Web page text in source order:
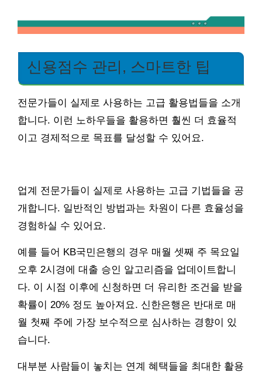
신용점수 관리, 스마트한 팁
전문가들이 실제로 사용하는 고급 활용법들을 소개
합니다. 이런 노하우들을 활용하면 훨씬 더 효율적
이고 경제적으로 목표를 달성할 수 있어요.
업계 전문가들이 실제로 사용하는 고급 기법들을 공
개합니다. 일반적인 방법과는 차원이 다른 효율성을
경험하실 수 있어요.
예를 들어 KB국민은행의 경우 매월 셋째 주 목요일
오후 2시경에 대출 승인 알고리즘을 업데이트합니
다. 이 시점 이후에 신청하면 더 유리한 조건을 받을
확률이 20% 정도 높아져요. 신한은행은 반대로 매
월 첫째 주에 가장 보수적으로 심사하는 경향이 있
습니다.
대부분 사람들이 놓치는 연계 혜택들을 최대한 활용